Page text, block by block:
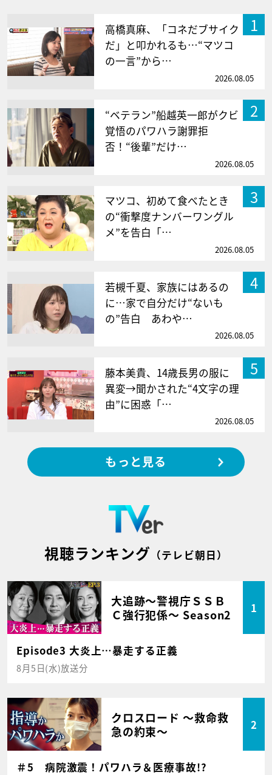
1
高橋真麻、「コネだブサイク
だ」と叩かれるも…“マツコ
の一言”から…
2026.08.05
2
“ベテラン”船越英一郎がクビ
覚悟のパワハラ謝罪拒
否！“後輩”だけ…
2026.08.05
3
マツコ、初めて食べたとき
の“衝撃度ナンバーワングル
メ”を告白「…
2026.08.05
4
若槻千夏、家族にはあるの
に…家で自分だけ“ないも
の”告白 あわや…
2026.08.05
5
藤本美貴、14歳長男の服に
異変→聞かされた“4文字の理
由”に困惑「…
2026.08.05
もっと見る
視聴ランキング （テレビ朝日）
大追跡～警視庁ＳＳＢ
Ｃ強行犯係～ Season2
1
Episode3 大炎上…暴走する正義
8月5日(水)放送分
クロスロード ～救命救
急の約束～
2
＃5 病院激震！パワハラ＆医療事故!?